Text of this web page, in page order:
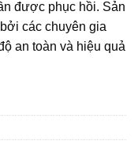
được phục hồi. Sản
các chuyên gia
an toàn và hiệu quả